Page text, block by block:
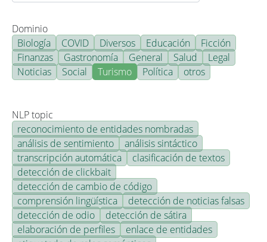
Dominio
Biología
COVID Diversos Educación
Ficción
Finanzas
Gastronomía General Salud
Legal
Noticias
Social Turismo Política otros
NLP topic
reconocimiento de entidades nombradas
análisis de sentimiento
análisis sintáctico
transcripción automática
clasificación de textos
detección de clickbait
detección de cambio de código
comprensión lingüística
detección de noticias falsas
detección de odio
detección de sátira
elaboración de perfiles
enlace de entidades